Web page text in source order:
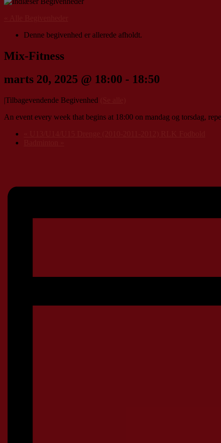
Denne begivenhed er allerede afholdt.
Mix-Fitness
marts 20, 2025 @ 18:00 - 18:50
|Tilbagevendende Begivenhed
An event every week that begins at 18:00 on mandag og torsdag,